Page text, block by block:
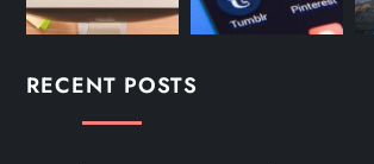
RECENT POSTS